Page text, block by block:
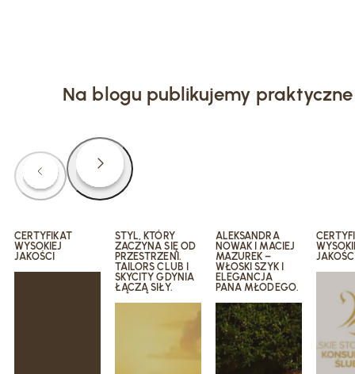
Na blogu publikujemy
CERTYFIKAT
WYSOKIEJ
JAKOŚCI
STYL, KTÓRY
ZACZYNA SIĘ OD
PRZESTRZENI.
TAILORS CLUB I
SKYCITY GDYNIA
ŁĄCZĄ SIŁY.
ALEKSANDRA
NOWAK I MACIEJ
MAZUREK –
WŁOSKI SZYK I
ELEGANCJA
PANA MŁODEGO.